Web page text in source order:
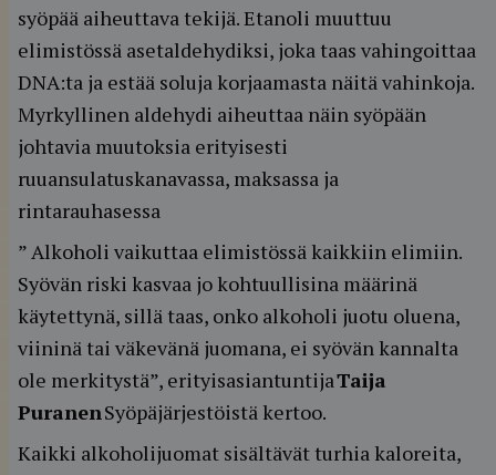
syöpää aiheuttava tekijä. Etanoli muuttuu
elimistössä asetaldehydiksi, joka taas vahingoittaa
DNA:ta ja estää soluja korjaamasta näitä vahinkoja.
Myrkyllinen aldehydi aiheuttaa näin syöpään
johtavia muutoksia erityisesti
ruuansulatuskanavassa, maksassa ja
rintarauhasessa
” Alkoholi vaikuttaa elimistössä kaikkiin elimiin.
Syövän riski kasvaa jo kohtuullisina määrinä
käytettynä, sillä taas, onko alkoholi juotu oluena,
viininä tai väkevänä juomana, ei syövän kannalta
ole merkitystä”, erityisasiantuntijaTaija
PuranenSyöpäjärjestöistä kertoo.
Kaikki alkoholijuomat sisältävät turhia kaloreita,